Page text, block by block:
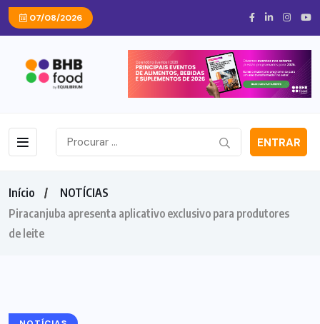
07/08/2026
ENTRAR
Início
NOTÍCIAS
Piracanjuba apresenta aplicativo exclusivo para produtores
de leite